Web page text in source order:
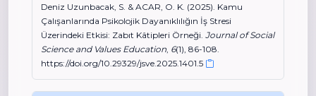
Deniz Uzunbacak, S. & ACAR, O. K. (2025). Kamu
Çalışanlarında Psikolojik Dayanıklılığın İş Stresi
Üzerindeki Etkisi: Zabıt Kâtipleri Örneği. Journal of Social
Science and Values Education, 6(1), 86-108.
https://doi.org/10.29329/jsve.2025.1401.5